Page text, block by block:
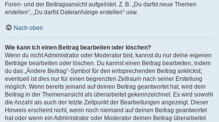
Foren- und der Beitragsansicht aufgelistet. Z. B. „Du darfst neue Themen
erstellen“, „Du darfst Dateianhänge erstellen“ usw.
Nach oben
Wie kann ich einen Beitrag bearbeiten oder löschen?
Wenn du nicht Administrator oder Moderator bist, kannst du nur deine eigenen
Beiträge bearbeiten oder löschen. Du kannst einen Beitrag bearbeiten, indem
du das „Ändere Beitrag“-Symbol für den entsprechenden Beitrag anklickst;
eventuell ist dies nur für einen begrenzten Zeitraum nach seiner Erstellung
möglich. Wenn bereits jemand auf deinen Beitrag geantwortet hat, wird dein
Beitrag in der Themenansicht als überarbeitet gekennzeichnet. Es wird sowohl
die Anzahl als auch der letzte Zeitpunkt der Bearbeitungen angezeigt. Dieser
Hinweis erscheint nicht, wenn noch niemand auf deinen Beitrag geantwortet
hat oder wenn ein Administrator oder Moderator deinen Beitrag überarbeitet